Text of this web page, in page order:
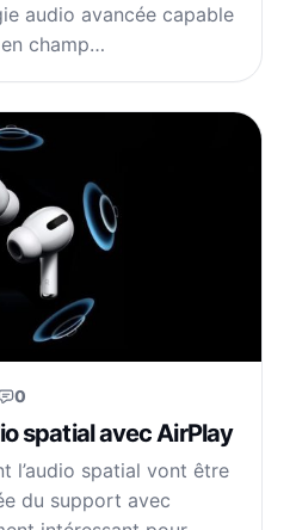
audio avancée capable
champ…
0
spatial avec AirPlay
l’audio spatial vont être
du support avec